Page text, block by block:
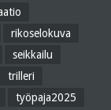
rikoselokuva
seikkailu
trilleri
työpaja2025